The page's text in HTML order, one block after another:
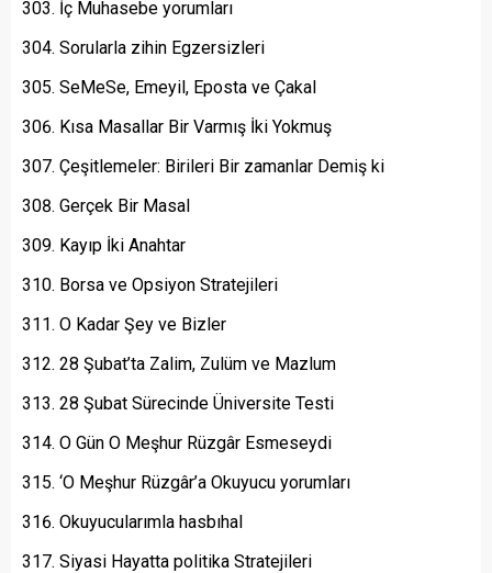
İç Muhasebe yorumları
Sorularla zihin Egzersizleri
SeMeSe, Emeyil, Eposta ve Çakal
Kısa Masallar Bir Varmış İki Yokmuş
Çeşitlemeler: Birileri Bir zamanlar Demiş ki
Gerçek Bir Masal
Kayıp İki Anahtar
Borsa ve Opsiyon Stratejileri
O Kadar Şey ve Bizler
28 Şubat’ta Zalim, Zulüm ve Mazlum
28 Şubat Sürecinde Üniversite Testi
O Gün O Meşhur Rüzgâr Esmeseydi
‘O Meşhur Rüzgâr’a Okuyucu yorumları
Okuyucularımla hasbıhal
Siyasi Hayatta politika Stratejileri